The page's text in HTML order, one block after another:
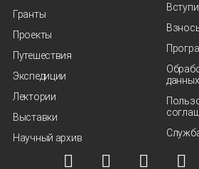
Гранты
Проекты
Путешествия
Экспедиции
Лектории
Выставки
Научный архив
данных